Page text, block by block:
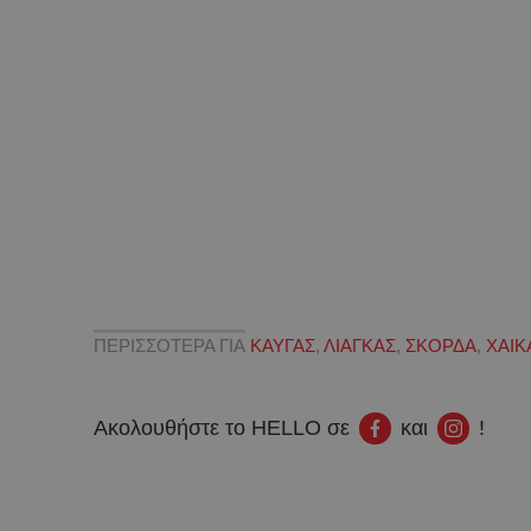
ΠΕΡΙΣΣΟΤΕΡΑ ΓΙΑ ΚΑΥΓΑΣ, ΛΙΑΓΚΑΣ, ΣΚΟΡΔΑ,
Ακολουθήστε το HELLO σε και !